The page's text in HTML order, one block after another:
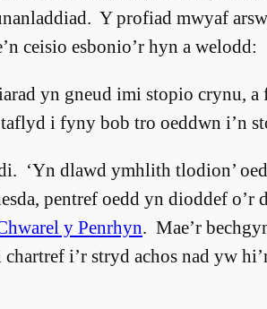
Y profiad mwyaf
ceisio esbonio’r hyn a welodd:
yn gneud imi stopio crynu,
i fyny bob tro oeddwn i’n
‘Yn dlawd ymhlith tlodion’
pentref oedd yn dioddef o’r
y Penrhyn . Mae’r
i’r stryd achos nad yw